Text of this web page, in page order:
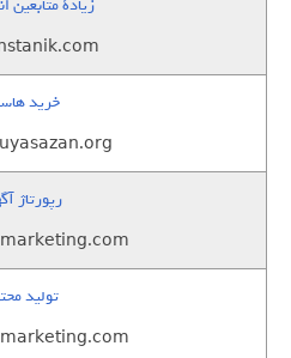
زيادة متابعين
خرید
رپورتاژ
تولید